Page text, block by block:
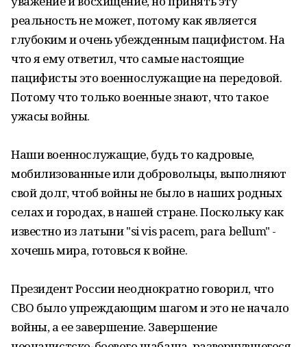
реальность не может, потому как является
глубоким и очень убежденным пацифистом. На
что я ему ответил, что самые настоящие
пацифисты это военнослужащие на передовой.
Потому что только военные знают, что такое
ужасы войны.
Наши военнослужащие, будь то кадровые,
мобилизованные или добровольцы, выполняют
свой долг, чтоб войны не было в наших родных
селах и городах, в нашей стране. Поскольку как
известно из латыни "si vis pacem, para bellum" -
хочешь мира, готовься к войне.
Президент России неоднократно говорил, что
СВО было упреждающим шагом и это не начало
войны, а ее завершение. Завершение